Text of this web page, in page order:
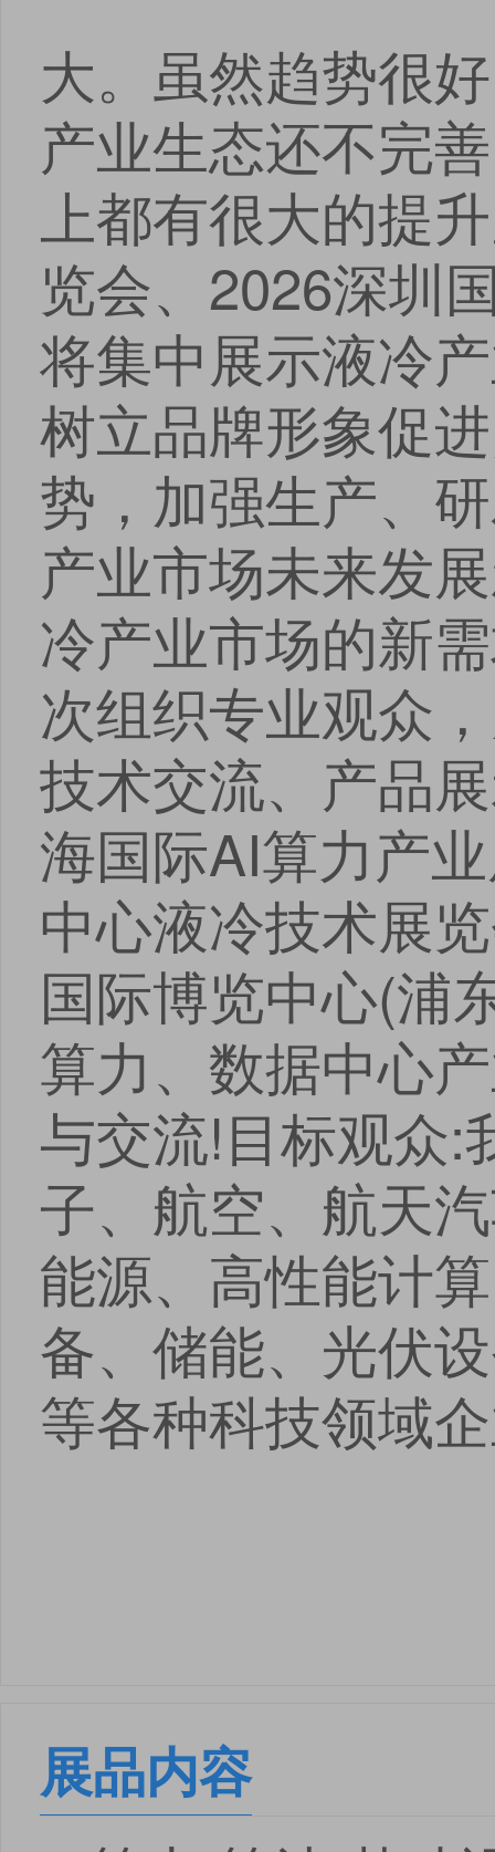
大。虽然趋势很
产业生态还不完
上都有很大的提
览会、2026深圳
将集中展示液冷
树立品牌形象促
势，加强生产、
产业市场未来发
冷产业市场的新
次组织专业观众
技术交流、产品
海国际AI算力产
中心液冷技术展
国际博览中心(浦
算力、数据中心
与交流!目标观众:
子、航空、航天
能源、高性能计
备、储能、光伏
等各种科技领域
展品内容